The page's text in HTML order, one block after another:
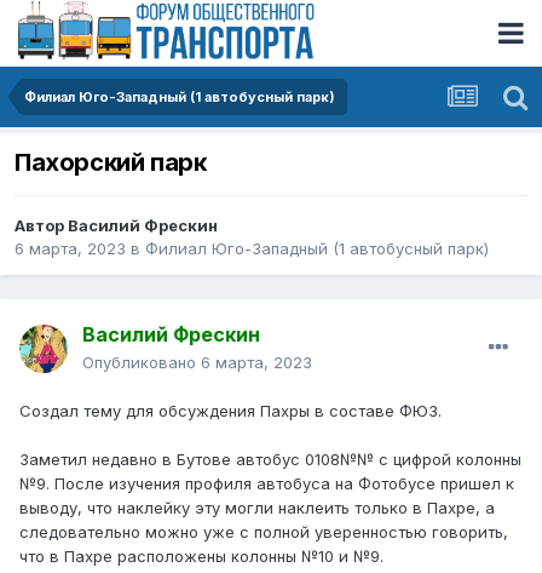
Филиал Юго-Западный (1 автобусный парк)
Пахорский парк
Автор Василий Фрескин
6 марта, 2023 в Филиал Юго-Западный (1 автобусный парк)
Василий Фрескин
Опубликовано 6 марта, 2023
Создал тему для обсуждения Пахры в составе ФЮЗ.
Заметил недавно в Бутове автобус 0108№№ с цифрой колонны
№9. После изучения профиля автобуса на Фотобусе пришел к
выводу, что наклейку эту могли наклеить только в Пахре, а
следовательно можно уже с полной уверенностью говорить,
что в Пахре расположены колонны №10 и №9.